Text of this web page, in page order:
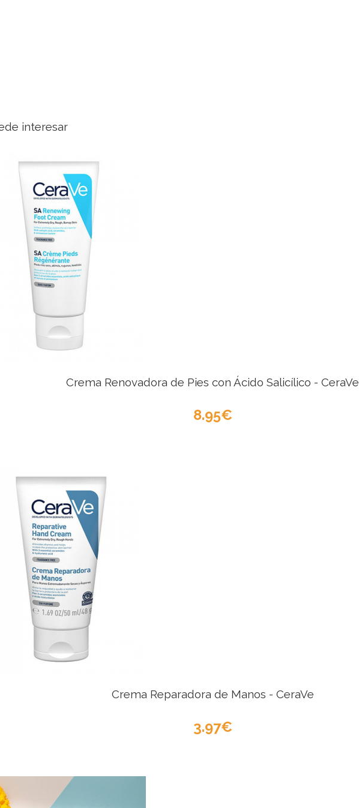
interesar
Crema Renovadora de Pies con Ácido Salicílico - CeraVe
8.95
Crema Reparadora de Manos - CeraVe
3.97